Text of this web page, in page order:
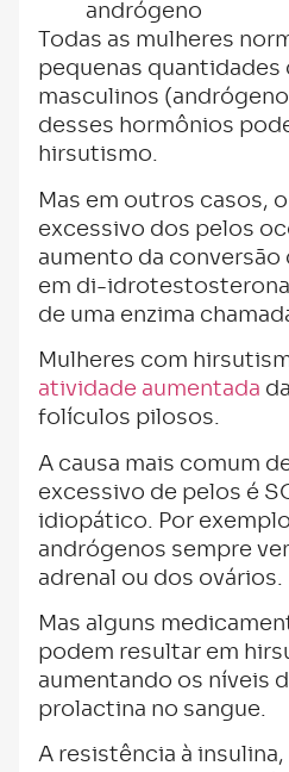
andrógeno
Todas as mulheres
pequenas quantidades
masculinos
desses hormônios
hirsutismo.
Mas em outros casos,
excessivo dos pelos
aumento da
em di-idrotestosterona
de uma enzima
Mulheres com
atividade aumentada
folículos pilosos.
A causa mais comum
excessivo de pelos é
idiopático. Por
andrógenos sempre
adrenal ou dos ovários.
Mas alguns
podem resultar em
aumentando os níveis
prolactina no sangue.
A resistência à